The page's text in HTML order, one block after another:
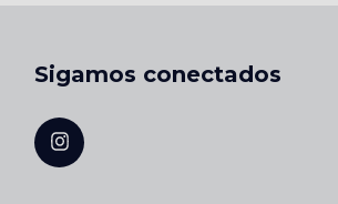
Sigamos conectados